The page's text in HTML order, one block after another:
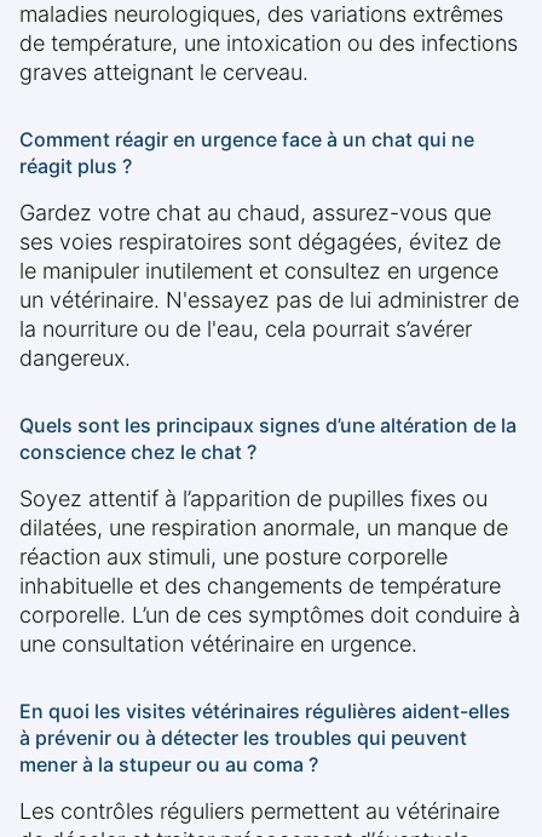
maladies neurologiques, des variations extrêmes
de température, une intoxication ou des infections
graves atteignant le cerveau.
Comment réagir en urgence face à un chat qui ne
réagit plus ?
Gardez votre chat au chaud, assurez-vous que
ses voies respiratoires sont dégagées, évitez de
le manipuler inutilement et consultez en urgence
un vétérinaire. N'essayez pas de lui administrer de
la nourriture ou de l'eau, cela pourrait s’avérer
dangereux.
Quels sont les principaux signes d’une altération de la
conscience chez le chat ?
Soyez attentif à l’apparition de pupilles fixes ou
dilatées, une respiration anormale, un manque de
réaction aux stimuli, une posture corporelle
inhabituelle et des changements de température
corporelle. L’un de ces symptômes doit conduire à
une consultation vétérinaire en urgence.
En quoi les visites vétérinaires régulières aident-elles
à prévenir ou à détecter les troubles qui peuvent
mener à la stupeur ou au coma ?
Les contrôles réguliers permettent au vétérinaire